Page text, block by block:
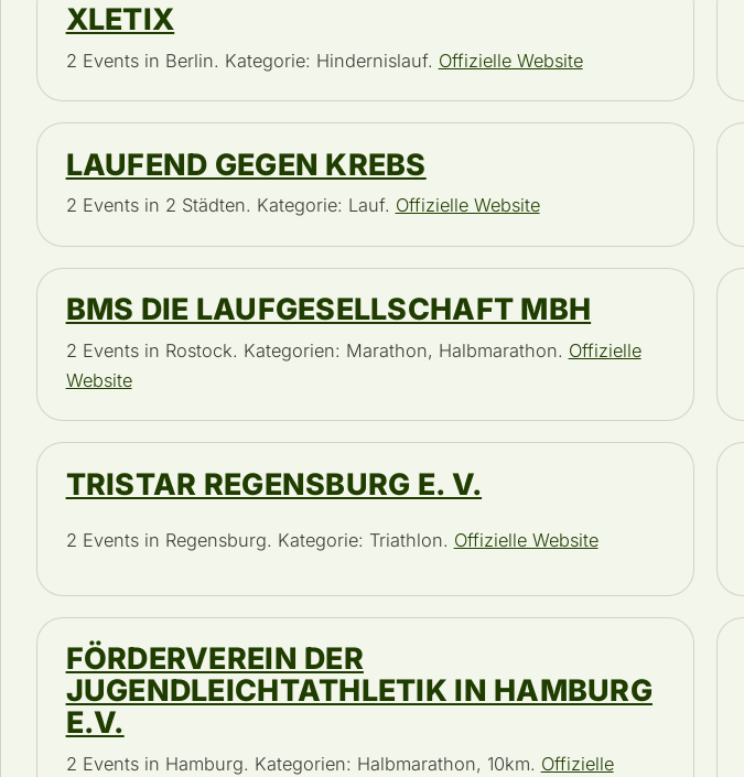
XLETIX
2 Events in Berlin. Kategorie: Hindernislauf. Offizielle Website
LAUFEND GEGEN KREBS
2 Events in 2 Städten. Kategorie: Lauf. Offizielle Website
BMS DIE LAUFGESELLSCHAFT MBH
2 Events in Rostock. Kategorien: Marathon, Halbmarathon. Offizielle
Website
TRISTAR REGENSBURG E. V.
2 Events in Regensburg. Kategorie: Triathlon. Offizielle Website
FÖRDERVEREIN DER
JUGENDLEICHTATHLETIK IN HAMBURG
E.V.
2 Events in Hamburg. Kategorien: Halbmarathon, 10km. Offizielle